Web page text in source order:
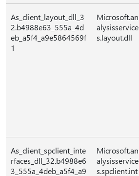
As_client_layout_dll_3
2.b4988e63_555a_4d
eb_a5f4_a9e5864569f
1
Microsoft.an
alysisservice
s.layout.dll
As_client_spclient_inte
rfaces_dll_32.b4988e6
3_555a_4deb_a5f4_a9
Microsoft.an
alysisservice
s.spclient.int